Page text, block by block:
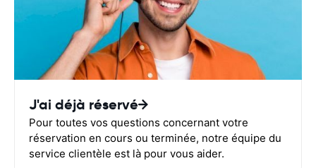
J'ai déjà réservé
Pour toutes vos questions concernant votre
réservation en cours ou terminée, notre équipe du
service clientèle est là pour vous aider.